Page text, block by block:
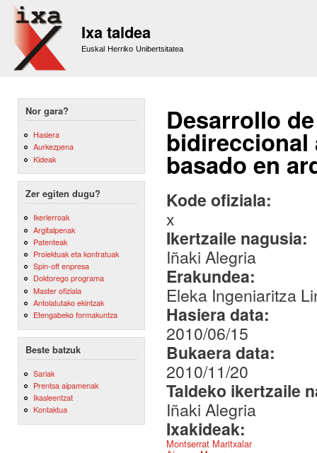
Ixa taldea
Euskal Herriko Unibertsitatea
Nor gara?
Hasiera
Aurkezpena
Kideak
Zer egiten dugu?
Ikerlerroak
Argitalpenak
Patenteak
Proiektuak eta kontratuak
Spin-off enpresa
Doktorego programa
Master ofiziala
Antolatutako ekintzak
Etengabeko formakuntza
Beste batzuk
Sariak
Prentsa aipamenak
Ikasleentzat
Kontaktua
Desarrollo
bidireccional
basado en
Kode ofiziala:
x
Ikertzaile nagusia:
Iñaki Alegria
Erakundea:
Eleka Ingeniaritza
Hasiera data:
2010/06/15
Bukaera data:
2010/11/20
Taldeko ikertzaile
Iñaki Alegria
Ixakideak:
Montserrat Maritxalar